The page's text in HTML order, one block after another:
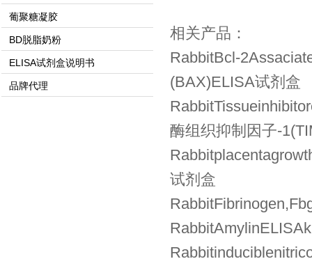
葡聚糖凝胶
BD脱脂奶粉
ELISA试剂盒说明书
品牌代理
相关产品：
RabbitBcl-
(BAX)ELISA试剂盒
酶组织抑制因子-
试剂盒